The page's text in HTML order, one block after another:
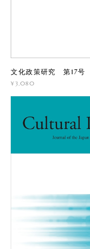
文化政策研究 第17
¥3,080